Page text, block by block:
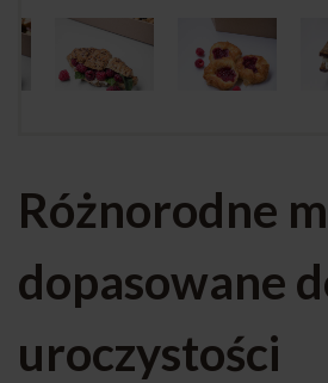
Różnorodne
dopasowane
uroczystości